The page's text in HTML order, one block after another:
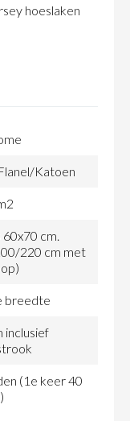
hoeslaken
Katoen
60x70 cm.
220 cm met
breedte
inclusief
(1e keer 40